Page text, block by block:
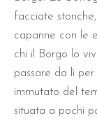
facciate
capanne con le
chi il Borgo lo
passare da lì
immutato del
situata a pochi